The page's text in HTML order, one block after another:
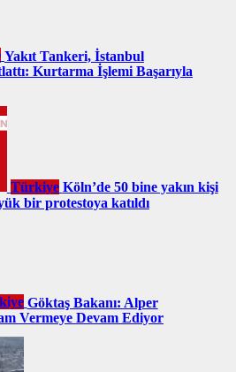
Yakıt Tankeri, İstanbul
Kurtarma İşlemi Başarıyla
Türkiye Köln’de 50 bine yakın kişi
bir protestoya katıldı
Göktaş Bakanı: Alper
Vermeye Devam Ediyor